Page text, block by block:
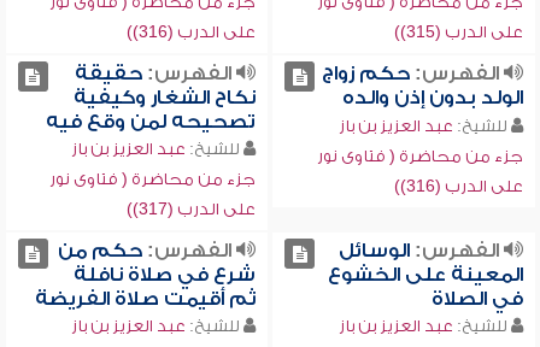
على الدرب (315))
على الدرب (316))
الفهرس:حكم زواج
الولد بدون إذن والده
للشيخ: عبد العزيز بن باز
جزء من محاضرة ( فتاوى نور
على الدرب (316))
الفهرس:حقيقة
نكاح الشغار وكيفية
تصحيحه لمن وقع فيه
للشيخ: عبد العزيز بن باز
جزء من محاضرة ( فتاوى نور
على الدرب (317))
الفهرس:الوسائل
المعينة على الخشوع
في الصلاة
للشيخ: عبد العزيز بن باز
الفهرس:حكم من
شرع في صلاة نافلة
ثم أقيمت صلاة الفريضة
للشيخ: عبد العزيز بن باز